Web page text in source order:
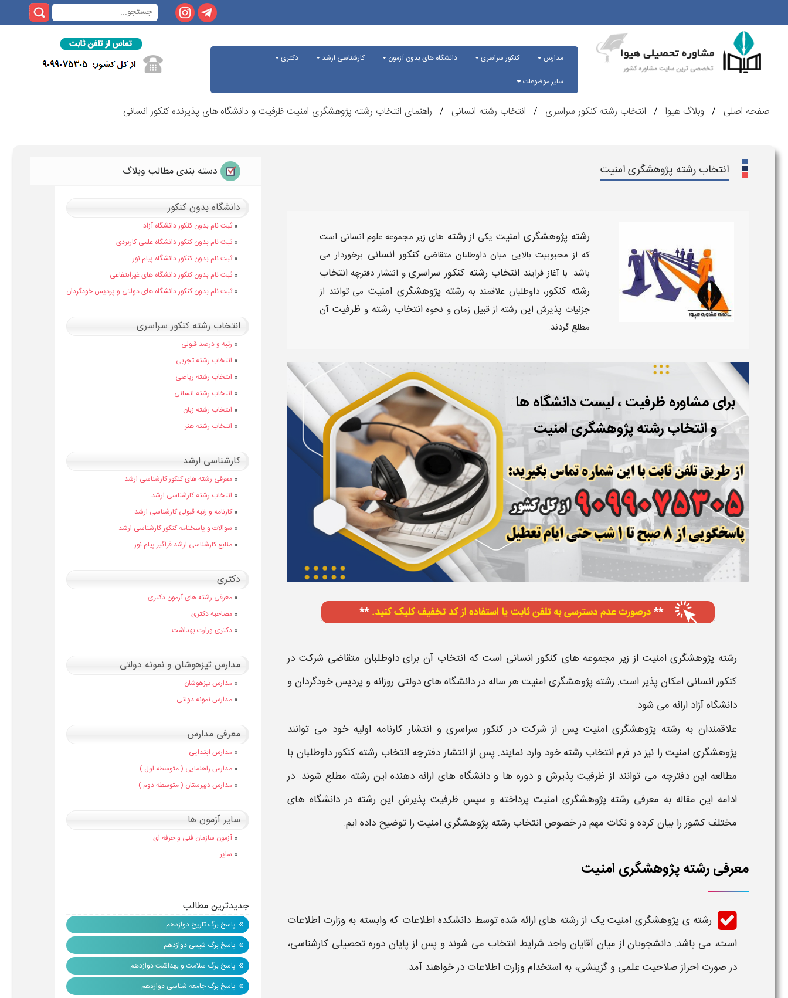
مدارس کنکور سراسری دانشگاه های بدون آزمون کارشناسی ارشد
دکتری
سایر موضوعات
صفحه اصلی وبلاگ هیوا انتخاب رشته کنکور سراسری انتخاب رشته انسانی راهنمای انتخاب رشته پژوهشگری امنیت ظرفیت و دانشگاه های پذیرنده کنکور انسانی
انتخاب رشته پژوهشگری امنیت
رشته پژوهشگری امنیت یکی از رشته های زیر مجموعه علوم انسانی است
که از محبوبیت بالایی میان داوطلبان متقاضی کنکور انسانی برخوردار می
باشد. با آغاز فرایند انتخاب رشته کنکور سراسریو انتشار دفترچهانتخاب
رشته کنکور، داوطلبان علاقمند به رشته پژوهشگری امنیت می توانند از
جزئیات پذیرش این رشته از قبیل زمان و نحوهانتخاب رشتهو ظرفیتآن
مطلع گردند.
برای مشاوره ظرفیت ، لیست دانشگاه ها
و انتخاب رشته پژوهشگری امنیت
رشته پژوهشگری امنیتاز زیر مجموعه های کنکور انسانی است کهانتخاب آن برای داوطلبان متقاضی شرکت در
کنکور انسانیامکان پذیر است. رشته پژوهشگری امنیت هر ساله دردانشگاه های دولتی روزانه و پردیس خودگردان و
دانشگاهآزاد ارائه می شود.
علاقمندان به رشته پژوهشگری امنیتپس از شرکت در کنکور سراسریو انتشار کارنامه اولیه خود می توانند
پژوهشگری امنیت را نیز در فرمانتخاب رشتهخود وارد نمایند. پس از انتشار دفترچهانتخاب رشته کنکورداوطلبان با
مطالعه این دفترچه می توانند از ظرفیتپذیرش و دوره ها ودانشگاه های ارائه دهنده این رشته مطلع شوند. در
ادامه این مقاله به معرفی رشته پژوهشگری امنیت پرداخته و سپس ظرفیت پذیرش این رشتهدر دانشگاه های
مختلف کشور را بیان کرده و نکات مهم در خصوص انتخاب رشته پژوهشگری امنیت را توضیح داده ایم.
معرفی رشته پژوهشگری امنیت
رشته ی پژوهشگری امنیتیک از رشته های ارائه شده توسط دانشکده اطلاعات که وابسته به وزارت اطلاعات
است، می باشد. دانشجویان از میان آقایان واجد شرایط انتخاب می شوند و پس از پایان دوره تحصیلی کارشناسی،
در صورت احراز صلاحیت علمی و گزینشی، به استخداموزارت اطلاعات در خواهند آمد.
دسته بندی مطالب وبلاگ
دانشگاه بدون کنکور
» ثبت نام بدون کنکور دانشگاه آزاد
» ثبت نام بدون کنکور دانشگاه علمی کاربردی
» ثبت نام بدون کنکور دانشگاه پیام نور
» ثبت نام بدون کنکور دانشگاه های غیرانتفاعی
» ثبت نام بدون کنکور دانشگاه های دولتی و پردیس خودگردان
انتخاب رشته کنکور سراسری
» رتبه و درصد قبولی
» انتخاب رشته تجربی
» انتخاب رشته ریاضی
» انتخاب رشته انسانی
» انتخاب رشته زبان
» انتخاب رشته هنر
کارشناسی ارشد
» معرفی رشته های کنکور کارشناسی ارشد
» انتخاب رشته کارشناسی ارشد
» کارنامه و رتبه قبولی کارشناسی ارشد
» سوالات و پاسخنامه کنکور کارشناسی ارشد
» منابع کارشناسی ارشد فراگیر پیام نور
دکتری
» معرفی رشته های آزمون دکتری
» مصاحبه دکتری
» دکتری وزارت بهداشت
مدارس تیزهوشان و نمونه دولتی
» مدارس تیزهوشان
» مدارس نمونه دولتی
معرفی مدارس
» مدارس ابتدایی
» مدارس راهنمایی ( متوسطه اول )
» مدارس دبیرستان ( متوسطه دوم )
سایر آزمون ها
» آزمون سازمان فنی و حرفه ای
» سایر
جدیدترین مطالب
» پاسخ برگ تاریخ دوازدهم
» پاسخ برگ شیمی دوازدهم
» پاسخ برگ سلامت و بهداشت دوازدهم
» پاسخ برگ جامعه شناسی دوازدهم